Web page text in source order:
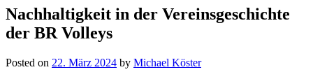
Nachhaltigkeit in der Vereinsgeschichte
der BR Volleys
Posted on 22. März 2024 by Michael Köster